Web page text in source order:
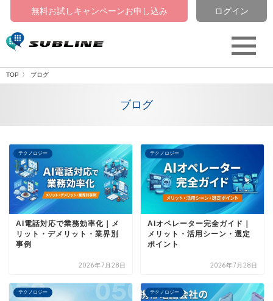
無料お試しキャンペーンお申し込み ログイン
TOP ブログ
ブログ
テクノロジー
テクノロジー
AI電話対応で業務効率化｜メ
リット・デメリット・業界別
事例
2026年7月28日
テクノロジー
AIオペレーター完全ガイド｜
メリット・活用シーン・選定
ポイント
2026年7月28日
テクノロジー テクノロジー